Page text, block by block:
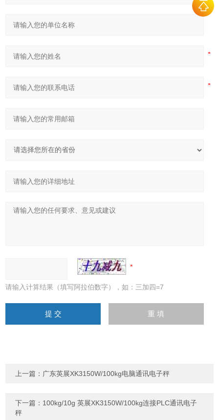
请输入计算结果（填写阿拉伯数字），如：三加四=7
上一篇： 广东英展XK3150W/100kg电脑通讯电子秤
下一篇： 100kg/10g 英展XK3150W/100kg连接PLC通讯电子
秤